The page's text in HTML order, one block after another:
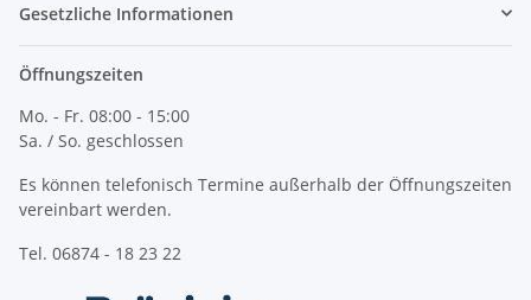
Gesetzliche Informationen
Öffnungszeiten
Mo. - Fr. 08:00 - 15:00
Sa. / So. geschlossen
Es können telefonisch Termine außerhalb der Öffnungszeiten
vereinbart werden.
Tel. 06874 - 18 23 22